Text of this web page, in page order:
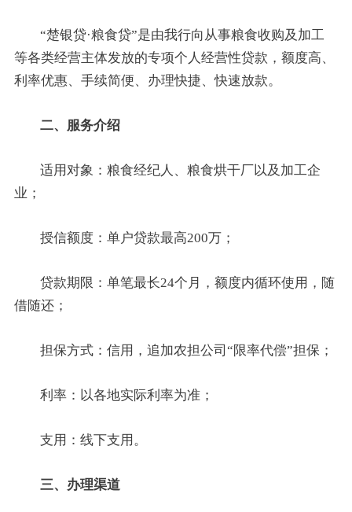
“楚银贷·粮食贷”是由我行向从事粮食收购及加工
等各类经营主体发放的专项个人经营性贷款，额度高、
利率优惠、手续简便、办理快捷、快速放款。
二、服务介绍
适用对象：粮食经纪人、粮食烘干厂以及加工企
业；
授信额度：单户贷款最高200万；
贷款期限：单笔最长24个月，额度内循环使用，随
借随还；
担保方式：信用，追加农担公司“限率代偿”担保；
利率：以各地实际利率为准；
支用：线下支用。
三、办理渠道